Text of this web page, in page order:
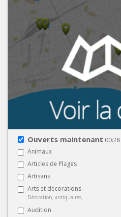
Ouverts maintenant 00:28
Animaux
Articles de Plages
Artisans
Arts et décorations
Décoration, antiquaires, ...
Audition